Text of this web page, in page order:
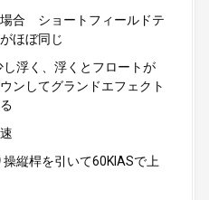
合 ショートフィールドテ
ほぼ同じ
浮く、浮くとフロートが
ンしてグランドエフェクト
縦桿を引いて60KIASで上